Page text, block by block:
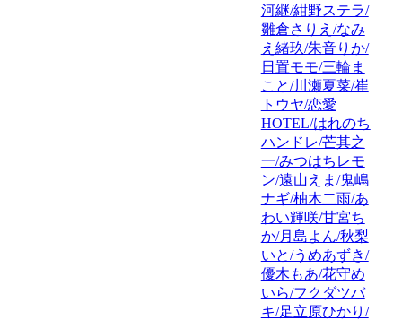
河継/紺野ステラ/
雛倉さりえ/なみ
え緒玖/朱音りか/
日置モモ/三輪ま
こと/川瀬夏菜/崔
トウヤ/恋愛
HOTEL/はれのち
ハンドレ/芒其之
一/みつはちレモ
ン/遠山えま/鬼嶋
ナギ/柚木二雨/あ
わい輝咲/甘宮ち
か/月島よん/秋梨
いと/うめあずき/
優木もあ/花守め
いら/フクダツバ
キ/足立原ひかり/